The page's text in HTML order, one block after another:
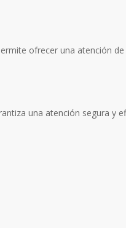
ofrecer una atención
una atención segura y